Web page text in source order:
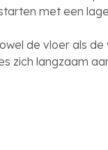
met een
de vloer als
zich langzaam